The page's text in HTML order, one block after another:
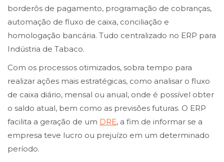
borderôs de pagamento, programação de cobranças,
automação de fluxo de caixa, conciliação e
homologação bancária. Tudo centralizado no ERP para
Indústria de Tabaco.
Com os processos otimizados, sobra tempo para
realizar ações mais estratégicas, como analisar o fluxo
de caixa diário, mensal ou anual, onde é possível obter
o saldo atual, bem como as previsões futuras. O ERP
facilita a geração de um DRE, a fim de informar se a
empresa teve lucro ou prejuízo em um determinado
período.